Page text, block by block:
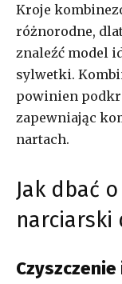
Kroje
różnorodne,
znaleźć model
sylwetki.
powinien
zapewniając
nartach.
Jak dbać
narciarski